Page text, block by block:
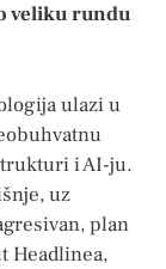
veliku rundu
ulazi u
i AI-ju.
uz
plan
Headlinea,